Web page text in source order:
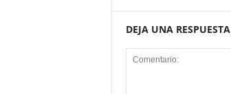
DEJA UNA RESPUESTA